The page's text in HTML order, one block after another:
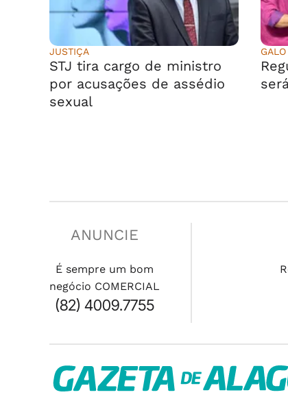
JUSTIÇA
STJ tira cargo de ministro
por acusações de assédio
sexual
ANUNCIE
É sempre um bom
negócio COMERCIAL
(82) 4009.7755